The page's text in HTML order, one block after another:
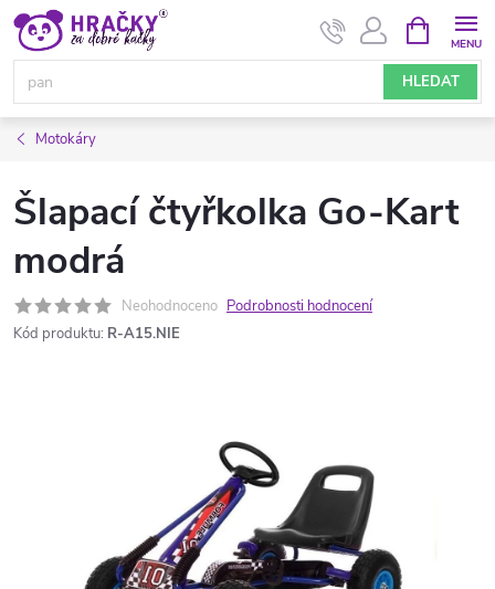
Přejít
obsah
HLEDAT
NÁKUPNÍ
KOŠÍK
Motokáry
Šlapací čtyřkolka Go-Kart
modrá
Neohodnoceno Podrobnosti hodnocení
Kód produktu: R-A15.NIE